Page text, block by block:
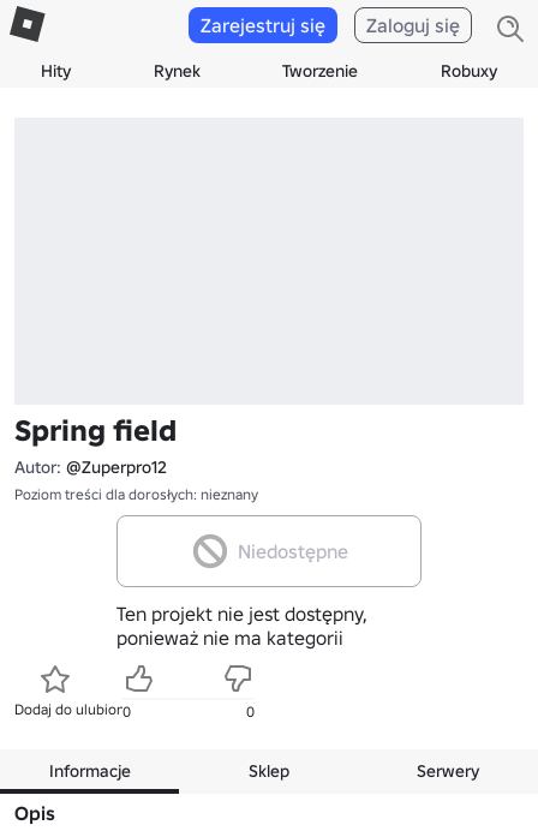
Hity Rynek Tworzenie Robuxy
Zarejestruj się Zaloguj się
Spring field
Autor: @Zuperpro12
Poziom treści dla dorosłych: nieznany
Niedostępne
Ten projekt nie jest dostępny,
ponieważ nie ma kategorii
Dodaj do ulubionych
0 0
Informacje Sklep Serwery
Opis